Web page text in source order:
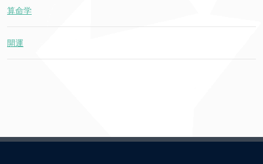
算命学
開運